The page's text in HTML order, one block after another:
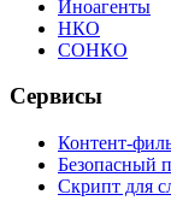
Иноагенты
НКО
СОНКО
Сервисы
Контент-
Безопасный
Скрипт для